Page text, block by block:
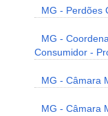
MG - Perdões
MG -
Consumidor -
MG - Câmara
MG - Câmara